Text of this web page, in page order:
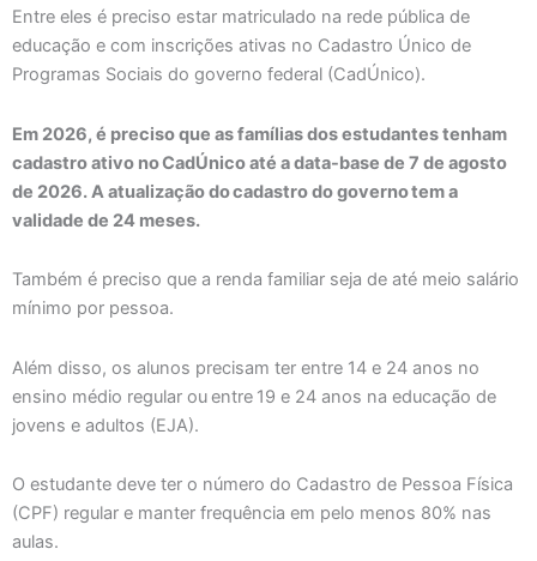
Entre eles é preciso estar matriculado na rede pública de
educação e com inscrições ativas no Cadastro Único de
Programas Sociais do governo federal (CadÚnico).
Em 2026, é preciso que as famílias dos estudantes tenham
cadastro ativo no CadÚnico até a data-base de 7 de agosto
de 2026. A atualização do cadastro do governo tem a
validade de 24 meses.
Também é preciso que a renda familiar seja de até meio salário
mínimo por pessoa.
Além disso, os alunos precisam ter entre 14 e 24 anos no
ensino médio regular ou entre 19 e 24 anos na educação de
jovens e adultos (EJA).
O estudante deve ter o número do Cadastro de Pessoa Física
(CPF) regular e manter frequência em pelo menos 80% nas
aulas.